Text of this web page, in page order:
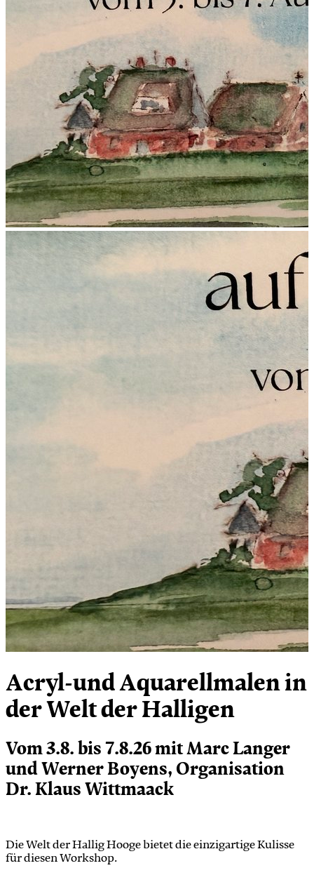
Acryl-und Aquarellmalen in
der Welt der Halligen
Vom 3.8. bis 7.8.26 mit Marc Langer
und Werner Boyens, Organisation
Dr. Klaus Wittmaack
Die Welt der Hal­lig Hoo­ge bie­tet die ein­zig­ar­ti­ge Ku­lis­se
für die­sen Work­shop.